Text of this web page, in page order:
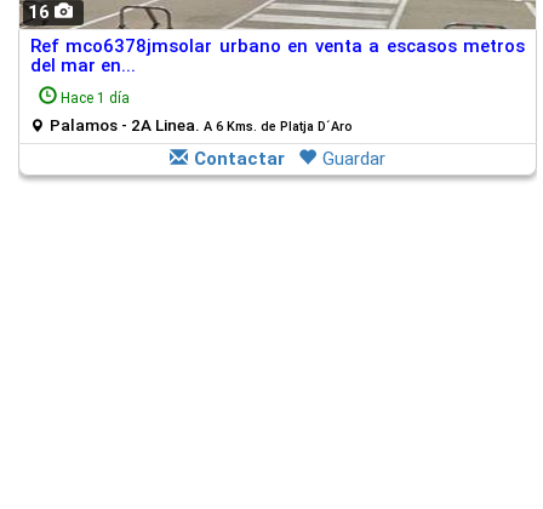
16
Ref mco6378jmsolar urbano en venta a escasos metros
del mar en...
Hace 1 día
Palamos - 2A Linea. A 6 Kms. de Platja D´Aro
Contactar Guardar